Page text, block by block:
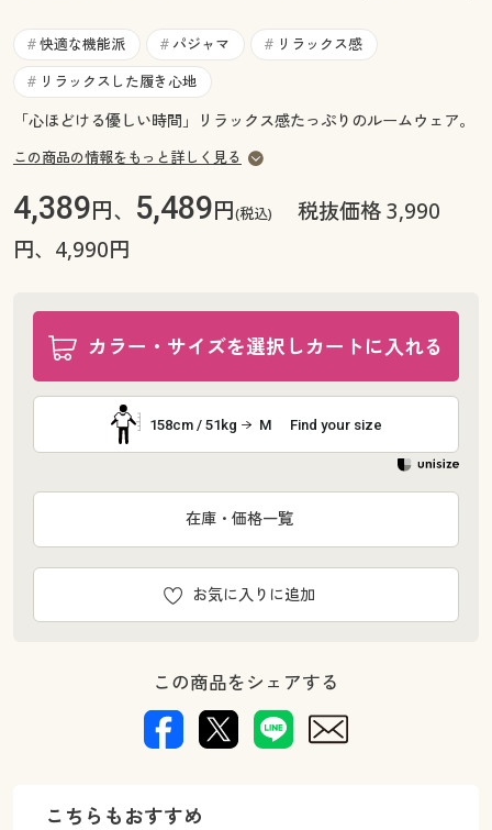
お気に入り
サポート
よくある質問とお問い合わせ
サポート
ご利用ガイド
よくある質問とお問い合わせ
# 快適な機能派 # パジャマ # リラックス感
# リラックスした履き心地
「心ほどける優しい時間」リラックス感たっぷりのルームウェア。
この商品の情報をもっと詳しく見る
4,389円、 5,489円(税込)
税抜価格 3,990
円、4,990円
カラー・サイズを選択しカートに入れる
158cm / 51kg M Find your size
お気に入りに追加
在庫・価格一覧
この商品をシェアする
こちらもおすすめ